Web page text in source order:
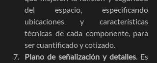
del espacio, especificando
ubicaciones y características
técnicas de cada componente, para
ser cuantificado y cotizado.
Plano de señalización y detalles. Es